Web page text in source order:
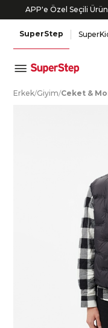
APP'e Özel Seçili
SuperStep
Erkek/Giyim/Ceket & M